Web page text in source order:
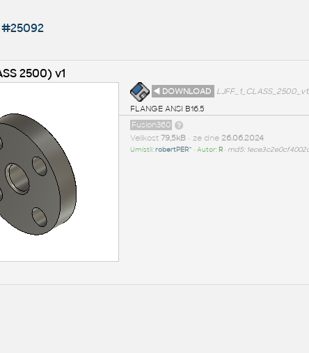
2500) v1
◄ DOWNLOAD
FLANGE ANSI B16.5
Fusion360
Velikost 79,5kB• ze dne 26.06.2024
Umístil:robertPER^ • Autor: R• md5: